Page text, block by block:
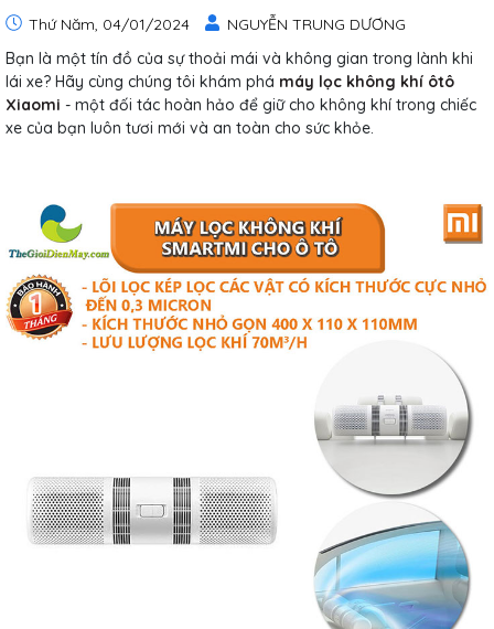
Thứ Năm, 04/01/2024
NGUYỄN TRUNG DƯƠNG
Bạn là một tín đồ của sự thoải mái và không gian trong lành khi
lái xe? Hãy cùng chúng tôi khám phá máy lọc không khí ôtô
Xiaomi - một đối tác hoàn hảo để giữ cho không khí trong chiếc
xe của bạn luôn tươi mới và an toàn cho sức khỏe.